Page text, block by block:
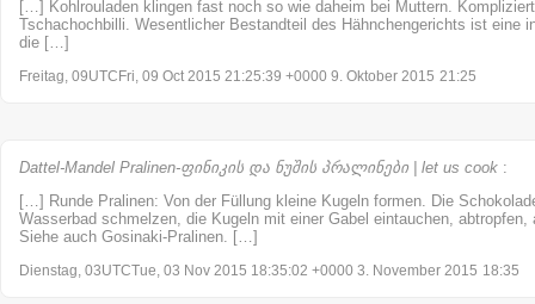
[…] Kohlrouladen klingen fast noch so wie daheim bei Muttern.
Tschachochbilli. Wesentlicher Bestandteil des Hähnchengerichts ist eine
die […]
Freitag, 09UTCFri, 09 Oct 2015 21:25:39 +0000 9. Oktober 2015 21:25
Dattel-Mandel Pralinen-ფინიკის და ნუშის პრალინები | let us cook :
[…] Runde Pralinen: Von der Füllung kleine Kugeln formen. Die
Wasserbad schmelzen, die Kugeln mit einer Gabel eintauchen,
Siehe auch Gosinaki-Pralinen. […]
Dienstag, 03UTCTue, 03 Nov 2015 18:35:02 +0000 3. November 2015 18:35